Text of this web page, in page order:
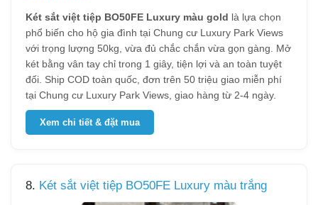
Két sắt việt tiệp BO50FE Luxury màu gold là lựa chọn
phổ biến cho hộ gia đình tại Chung cư Luxury Park Views
với trọng lượng 50kg, vừa đủ chắc chắn vừa gọn gàng. Mở
két bằng vân tay chỉ trong 1 giây, tiện lợi và an toàn tuyệt
đối. Ship COD toàn quốc, đơn trên 50 triệu giao miễn phí
tại Chung cư Luxury Park Views, giao hàng từ 2-4 ngày.
Xem chi tiết & đặt mua
8. Két sắt việt tiệp BO50FE Luxury màu trắng